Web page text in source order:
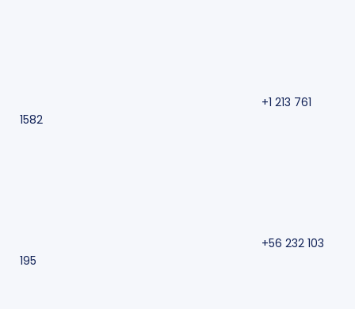
+1 213 761
1582
+56 232 103
195